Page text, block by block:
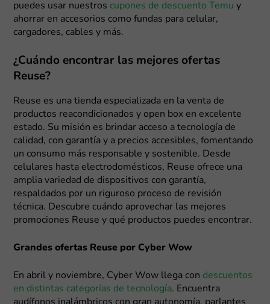
puedes usar nuestros cupones de descuento Temu y
ahorrar en accesorios como fundas para celular,
cargadores, cables y más.
¿Cuándo encontrar las mejores ofertas
Reuse?
Reuse es una tienda especializada en la venta de
productos reacondicionados y open box en excelente
estado. Su misión es brindar acceso a tecnología de
calidad, con garantía y a precios accesibles, fomentando
un consumo más responsable y sostenible. Desde
celulares hasta electrodomésticos, Reuse ofrece una
amplia variedad de dispositivos con garantía,
respaldados por un riguroso proceso de revisión
técnica. Descubre cuándo aprovechar las mejores
promociones Reuse y qué productos puedes encontrar.
Grandes ofertas Reuse por Cyber Wow
En abril y noviembre, Cyber Wow llega con descuentos
en distintas categorías de tecnología. Encuentra